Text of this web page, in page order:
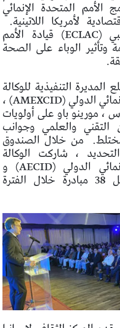
الأمم المتحدة الإنمائي
ومنطقة البحر الكاريبي (ECLAC) قيادة الأمم
وتأثير الوباء على الصحة
التنفيذية للوكالة
المكسيكية للتعاون الإنمائي الدولي (AMEXCID) ،
، مورينو باو على أولويات
والعلمي وجوانب
من خلال الصندوق
، شاركت الوكالة
الإسبانية للتعاون الإنمائي الدولي (AECID) و
AMEXCID في تمويل 38 مبادرة خلال الفترة